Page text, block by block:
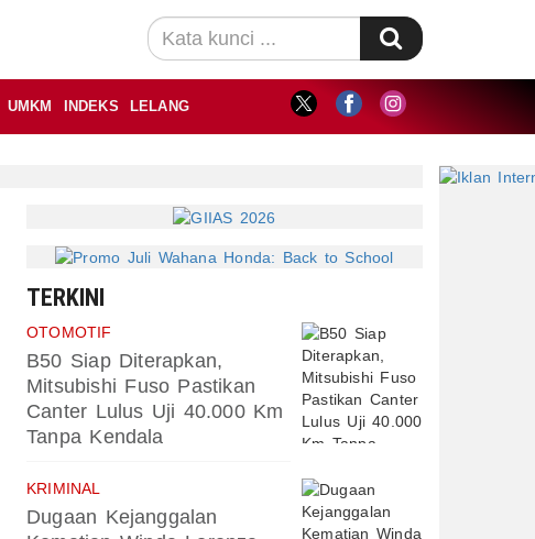
UMKM INDEKS LELANG
TERKINI
OTOMOTIF
B50 Siap Diterapkan,
Mitsubishi Fuso Pastikan
Canter Lulus Uji 40.000 Km
Tanpa Kendala
KRIMINAL
Dugaan Kejanggalan